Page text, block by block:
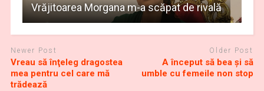
Vrăjitoarea Morgana m-a scăpat de rivală
Newer Post
Vreau să înţeleg dragostea
mea pentru cel care mă
trădează
Older Post
A început să bea şi să
umble cu femeile non stop